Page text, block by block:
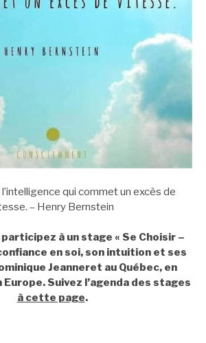
l’intelligence qui commet un excès de
– Henry Bernstein
à un stage « Se Choisir –
en soi, son intuition et ses
Jeanneret au Québec, en
Suivez l’agenda des stages
à cette page.